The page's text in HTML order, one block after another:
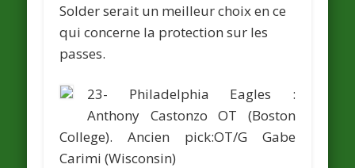
Solder serait un meilleur choix en ce
qui concerne la protection sur les
passes.
23- Philadelphia Eagles :
Anthony Castonzo OT (Boston
College).Ancien pick:OT/G Gabe
Carimi (Wisconsin)